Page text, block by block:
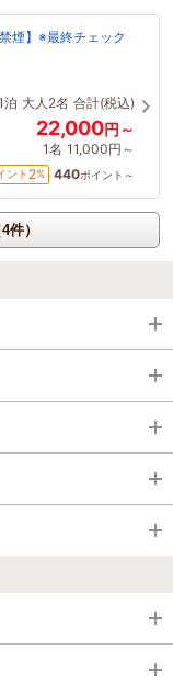
煙】※最終チェック
泊 大人2名 合計(税込)
22,000円～
1名 11,000円～
ント 2% 440ポイント～
件）